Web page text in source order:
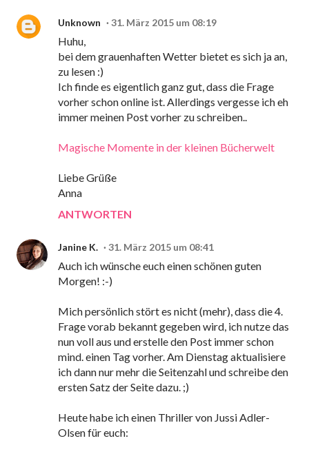
Unknown 31. März 2015 um 08:19
Huhu,
bei dem grauenhaften Wetter bietet es sich ja an,
zu lesen :)
Ich finde es eigentlich ganz gut, dass die Frage
vorher schon online ist. Allerdings vergesse ich eh
immer meinen Post vorher zu schreiben..
Magische Momente in der kleinen Bücherwelt
Liebe Grüße
Anna
ANTWORTEN
Janine K. 31. März 2015 um 08:41
Auch ich wünsche euch einen schönen guten
Morgen! :-)
Mich persönlich stört es nicht (mehr), dass die 4.
Frage vorab bekannt gegeben wird, ich nutze das
nun voll aus und erstelle den Post immer schon
mind. einen Tag vorher. Am Dienstag aktualisiere
ich dann nur mehr die Seitenzahl und schreibe den
ersten Satz der Seite dazu. ;)
Heute habe ich einen Thriller von Jussi Adler-
Olsen für euch: